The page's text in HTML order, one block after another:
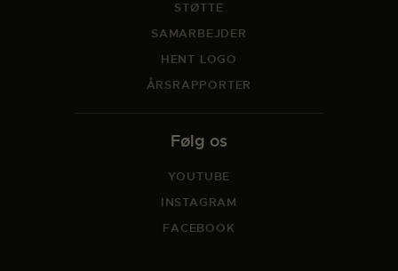
STØTTE
SAMARBEJDER
HENT LOGO
ÅRSRAPPORTER
Følg os
YOUTUBE
INSTAGRAM
FACEBOOK